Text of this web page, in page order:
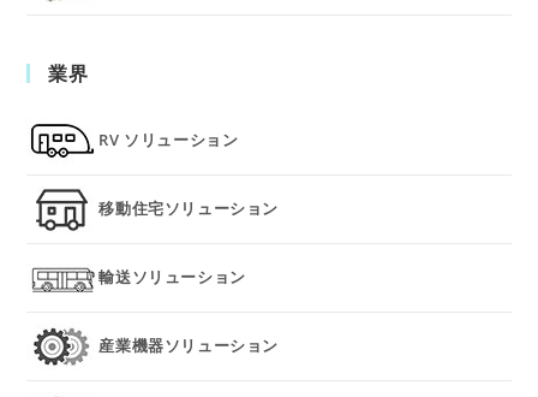
業界
RV ソリューション
移動住宅ソリューション
輸送ソリューション
産業機器ソリューション